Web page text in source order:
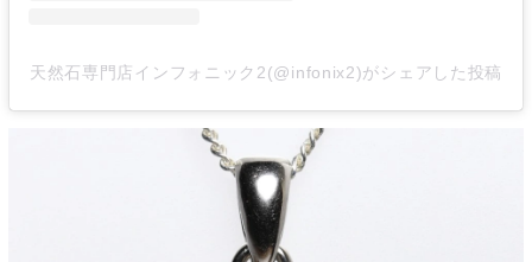
天然石専門店インフォニック2(@infonix2)がシェアした投稿